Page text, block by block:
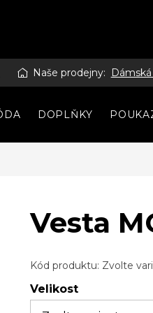
Naše prodejny:
DOPLŇKY
Vesta
Kód produktu: Zvolte
Velikost